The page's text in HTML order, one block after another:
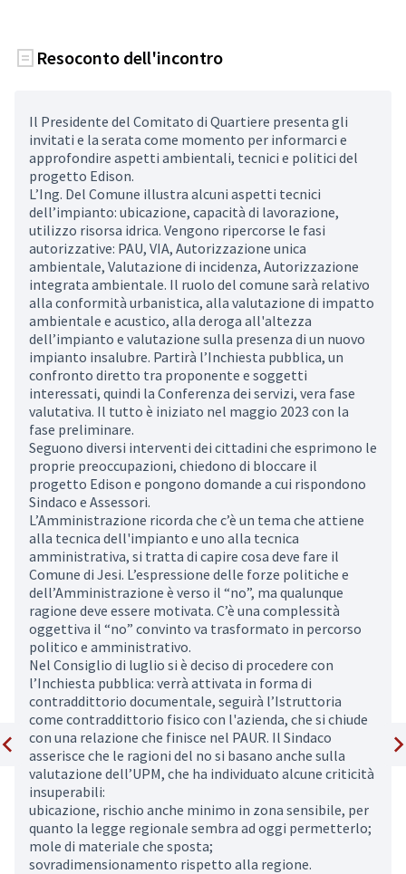
precedente
Resoconto dell'incontro
Il Presidente del Comitato di Quartiere presenta gli
invitati e la serata come momento per informarci e
approfondire aspetti ambientali, tecnici e politici del
progetto Edison.
L’Ing. Del Comune illustra alcuni aspetti tecnici
dell’impianto: ubicazione, capacità di lavorazione,
utilizzo risorsa idrica. Vengono ripercorse le fasi
autorizzative: PAU, VIA, Autorizzazione unica
ambientale, Valutazione di incidenza, Autorizzazione
integrata ambientale. Il ruolo del comune sarà relativo
alla conformità urbanistica, alla valutazione di impatto
ambientale e acustico, alla deroga all'altezza
dell’impianto e valutazione sulla presenza di un nuovo
impianto insalubre. Partirà l’Inchiesta pubblica, un
confronto diretto tra proponente e soggetti
interessati, quindi la Conferenza dei servizi, vera fase
valutativa. Il tutto è iniziato nel maggio 2023 con la
fase preliminare.
Seguono diversi interventi dei cittadini che esprimono le
proprie preoccupazioni, chiedono di bloccare il
progetto Edison e pongono domande a cui rispondono
Sindaco e Assessori.
L’Amministrazione ricorda che c’è un tema che attiene
alla tecnica dell'impianto e uno alla tecnica
amministrativa, si tratta di capire cosa deve fare il
Comune di Jesi. L’espressione delle forze politiche e
dell’Amministrazione è verso il “no”, ma qualunque
ragione deve essere motivata. C’è una complessità
oggettiva il “no” convinto va trasformato in percorso
politico e amministrativo.
Nel Consiglio di luglio si è deciso di procedere con
l’Inchiesta pubblica: verrà attivata in forma di
contraddittorio documentale, seguirà l’Istruttoria
come contraddittorio fisico con l'azienda, che si chiude
con una relazione che finisce nel PAUR. Il Sindaco
asserisce che le ragioni del no si basano anche sulla
valutazione dell’UPM, che ha individuato alcune criticità
insuperabili:
ubicazione, rischio anche minimo in zona sensibile, per
quanto la legge regionale sembra ad oggi permetterlo;
mole di materiale che sposta;
sovradimensionamento rispetto alla regione.